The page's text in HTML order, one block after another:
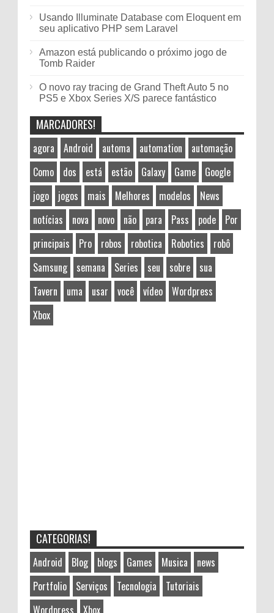
Usando Illuminate Database com Eloquent em
seu aplicativo PHP sem Laravel
Amazon está publicando o próximo jogo de
Tomb Raider
O novo ray tracing de Grand Theft Auto 5 no
PS5 e Xbox Series X/S parece fantástico
MARCADORES!
agora Android automa automation
automação
Como
dos está estão Galaxy Game
Google
jogo
jogos mais Melhores modelos
News
notícias
nova novo não para Pass pode
Por
principais
Pro robos robotica Robotics
robô
Samsung
semana Series seu sobre
sua
Tavern
uma usar você vídeo
Wordpress
Xbox
CATEGORIAS!
Android Blog blogs Games Musica
news
Portfolio
Serviços Tecnologia
Tutoriais